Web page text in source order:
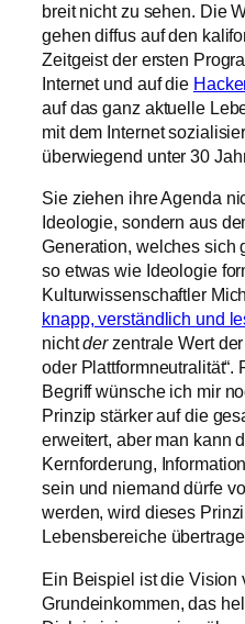
breit nicht zu sehen. Die
gehen diffus auf den
Zeitgeist der ersten
Internet und auf die
auf das ganz aktuelle
mit dem Internet
überwiegend unter 30
Sie ziehen ihre Agenda
Ideologie, sondern aus
Generation, welches sich
so etwas wie Ideologie
Kulturwissenschaftler
knapp, verständlich und
nichtderzentrale Wert
oder Plattformneutralität“.
Begriff wünsche ich mir
Prinzip stärker auf die
erweitert, aber man kann
Kernforderung,
sein und niemand dürfe
werden, wird dieses
Lebensbereiche
Ein Beispiel ist die Vision
Grundeinkommen, das